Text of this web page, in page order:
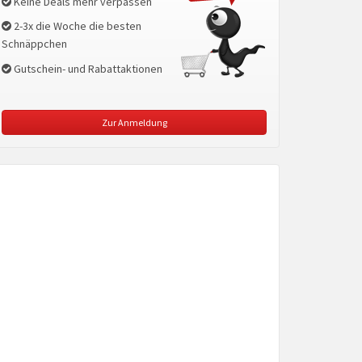
2-3x die Woche die besten
Schnäppchen
Gutschein- und Rabattaktionen
Zur Anmeldung